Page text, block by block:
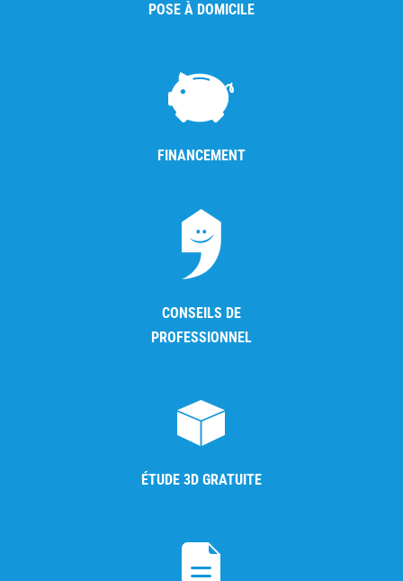
POSE À DOMICILE
FINANCEMENT
CONSEILS DE
PROFESSIONNEL
ÉTUDE 3D GRATUITE